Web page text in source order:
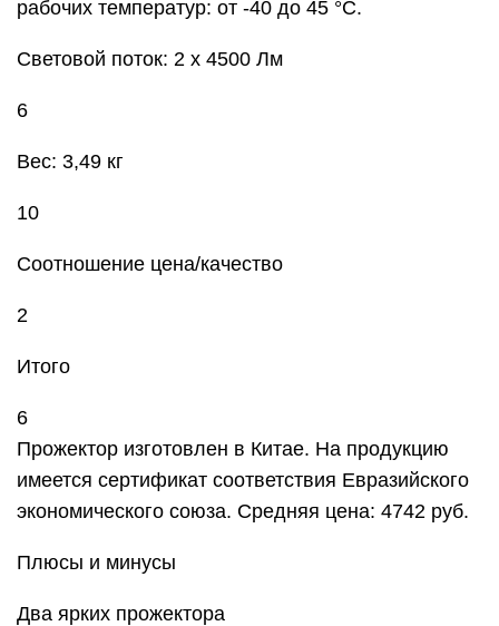
рабочих температур: от -40 до 45 °С.
Световой поток: 2 х 4500 Лм
6
Вес: 3,49 кг
10
Соотношение цена/качество
2
Итого
6
Прожектор изготовлен в Китае. На продукцию
имеется сертификат соответствия Евразийского
экономического союза. Средняя цена: 4742 руб.
Плюсы и минусы
Два ярких прожектора